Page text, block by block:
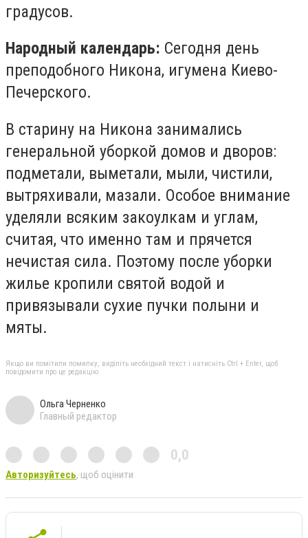
градусов.
Народный календарь: Сегодня день
преподобного Никона, игумена Киево-
Печерского.
В старину на Никона занимались
генеральной уборкой домов и дворов:
подметали, выметали, мыли, чистили,
вытряхивали, мазали. Особое внимание
уделяли всяким закоулкам и углам,
считая, что именно там и прячется
нечистая сила. Поэтому после уборки
жилье кропили святой водой и
привязывали сухие пучки полыни и
мяты.
Якщо ви помітили помилку, виділіть необхідний текст і натисніть Ctrl + Enter, щоб
повідомити про це редакцію
Ольга Черненко
Главный редактор
0,0
Авторизуйтесь, щоб оцінити